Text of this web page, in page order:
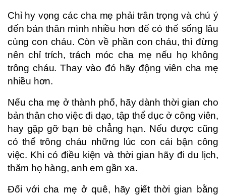
Chỉ hy vọng các cha mẹ phải trân trọng và chú ý
đến bản thân mình nhiều hơn để có thể sống lâu
cùng con cháu. Còn về phần con cháu, thì đừng
nên chỉ trích, trách móc cha mẹ nếu họ không
trông cháu. Thay vào đó hãy động viên cha mẹ
nhiều hơn.
Nếu cha mẹ ở thành phố, hãy dành thời gian cho
bản thân cho việc đi dạo, tập thể dục ở công viên,
hay gặp gỡ bạn bè chẳng hạn. Nếu được cũng
có thể trông cháu những lúc con cái bận công
việc. Khi có điều kiện và thời gian hãy đi du lịch,
thăm họ hàng, anh em gần xa.
Đối với cha mẹ ở quê, hãy giết thời gian bằng